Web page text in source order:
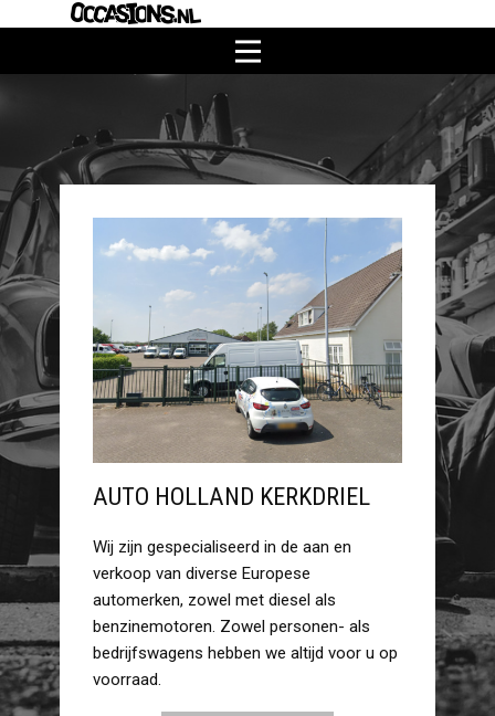
Partner worden?
Brandstofsoorten
Personenauto voertuigtypen
Nieuws
AUTO HOLLAND KERKDRIEL
Wij zijn gespecialiseerd in de aan en
verkoop van diverse Europese
automerken, zowel met diesel als
benzinemotoren. Zowel personen- als
bedrijfswagens hebben we altijd voor u op
voorraad.